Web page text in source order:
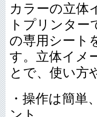
カラーの立体
トプリンター
の専用シート
す。立体イメ
とで、使い方
・操作は簡